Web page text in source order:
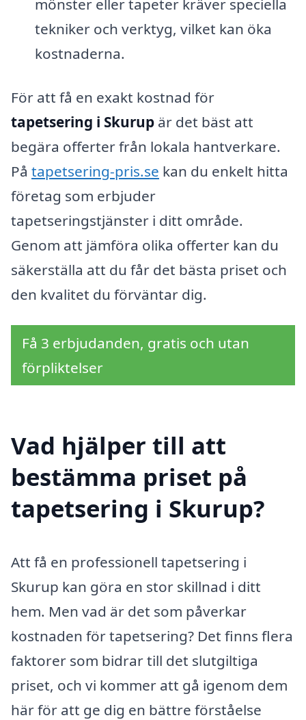
mönster eller tapeter kräver speciella
tekniker och verktyg, vilket kan öka
kostnaderna.
För att få en exakt kostnad för
tapetsering i Skurup är det bäst att
begära offerter från lokala hantverkare.
På tapetsering-pris.se kan du enkelt hitta
företag som erbjuder
tapetseringstjänster i ditt område.
Genom att jämföra olika offerter kan du
säkerställa att du får det bästa priset och
den kvalitet du förväntar dig.
Få 3 erbjudanden, gratis och utan
förpliktelser
Vad hjälper till att
bestämma priset på
tapetsering i Skurup?
Att få en professionell tapetsering i
Skurup kan göra en stor skillnad i ditt
hem. Men vad är det som påverkar
kostnaden för tapetsering? Det finns flera
faktorer som bidrar till det slutgiltiga
priset, och vi kommer att gå igenom dem
här för att ge dig en bättre förståelse